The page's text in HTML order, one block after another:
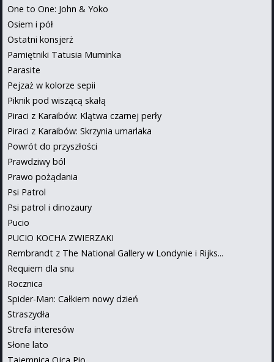
One to One: John & Yoko
Osiem i pół
Ostatni konsjerż
Pamiętniki Tatusia Muminka
Parasite
Pejzaż w kolorze sepii
Piknik pod wiszącą skałą
Piraci z Karaibów: Klątwa czarnej perły
Piraci z Karaibów: Skrzynia umarlaka
Powrót do przyszłości
Prawdziwy ból
Prawo pożądania
Psi Patrol
Psi patrol i dinozaury
Pucio
PUCIO KOCHA ZWIERZAKI
Rembrandt z The National Gallery w Londynie i Rijks...
Requiem dla snu
Rocznica
Spider-Man: Całkiem nowy dzień
Straszydła
Strefa interesów
Słone lato
Tajemnica Ojca Pio